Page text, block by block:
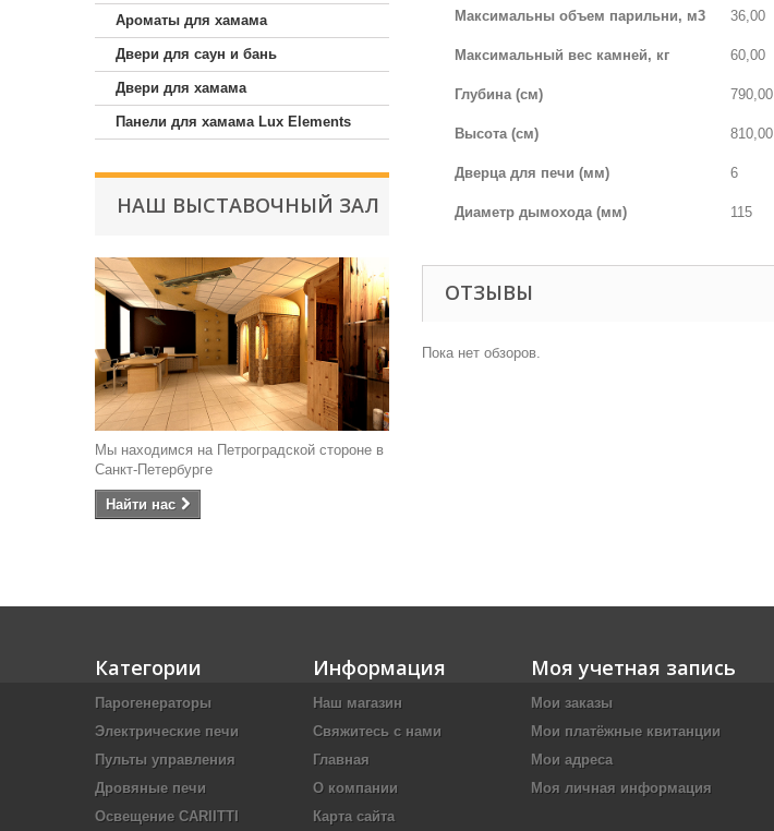
Ароматы для хамама
Двери для саун и бань
Двери для хамама
Панели для хамама Lux Elements
НАШ ВЫСТАВОЧНЫЙ ЗАЛ
Мы находимся на Петроградской стороне в
Санкт-Петербурге
Найти наc
Максимальны объем парильни, м3 36,00
Максимальный вес камней, кг 60,00
Глубина (см) 790,00
Высота (см) 810,00
Дверца для печи (мм) 6
Диаметр дымохода (мм) 115
ОТЗЫВЫ
Пока нет обзоров.
Категории
Парогенераторы
Электрические печи
Пульты управления
Дровяные печи
Освещение CARIITTI
Информация
Наш магазин
Свяжитесь с нами
Главная
О компании
Карта сайта
Моя учетная запись
Мои заказы
Мои платёжные квитанции
Мои адреса
Моя личная информация